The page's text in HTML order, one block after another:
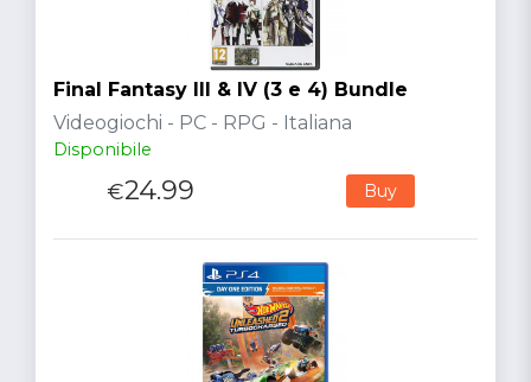
Final Fantasy III & IV (3 e 4) Bundle
Videogiochi - PC - RPG - Italiana
Disponibile
€24.99 Buy